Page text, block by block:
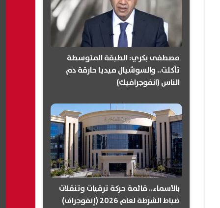
مصطفى بكري: الطبقة المتوسطة
تآكلت.. والسوشيال ميديا حارقة دم
الناس (انفوجرافيك)
بالأسماء.. قائمة حركة ترقيات وتنقلات
ضباط الشرطة لعام 2026 (إنفوجراف)